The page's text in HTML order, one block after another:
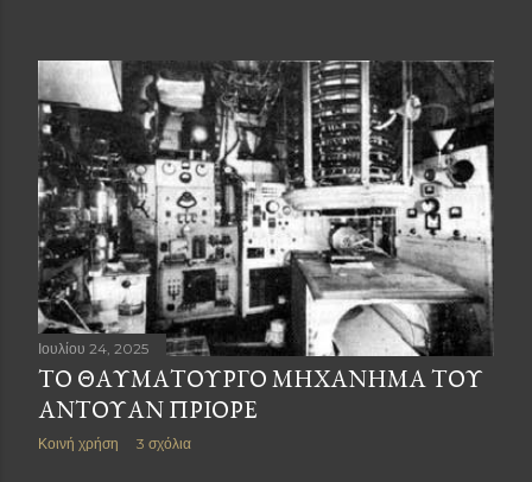
Ιουλίου 24, 2025
ΤΟ ΘΑΥΜΑΤΟΥΡΓΟ ΜΗΧΑΝΗΜΑ ΤΟΥ
ΑΝΤΟΥΑΝ ΠΡΙΟΡΕ
Κοινή χρήση 3 σχόλια